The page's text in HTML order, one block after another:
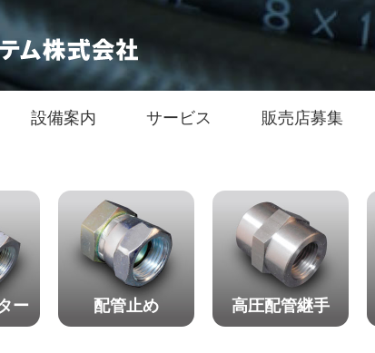
設備案内 サービス 販売店募集
ー 配管止め 高圧配管継手